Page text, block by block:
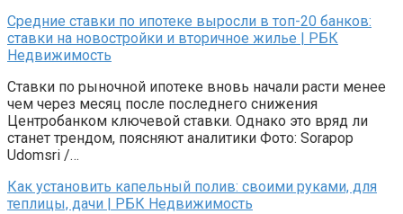
Средние ставки по ипотеке выросли в топ-20 банков:
ставки на новостройки и вторичное жилье | РБК
Недвижимость
Ставки по рыночной ипотеке вновь начали расти менее
чем через месяц после последнего снижения
Центробанком ключевой ставки. Однако это вряд ли
станет трендом, поясняют аналитики Фото: Sorapop
Udomsri /…
Как установить капельный полив: своими руками, для
теплицы, дачи | РБК Недвижимость